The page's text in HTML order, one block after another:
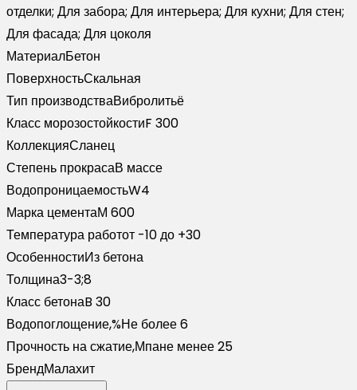
отделки; Для забора; Для интерьера; Для кухни; Для стен;
Для фасада; Для цоколя
МатериалБетон
ПоверхностьСкальная
Тип производстваВибролитьё
Класс морозостойкостиF 300
КоллекцияСланец
Степень прокрасаВ массе
ВодопроницаемостьW4
Марка цементаМ 600
Температура работот -10 до +30
ОсобенностиИз бетона
Толщина3-3;8
Класс бетонаB 30
Водопоглощение,%Не более 6
Прочность на сжатие,Мпане менее 25
БрендМалахит